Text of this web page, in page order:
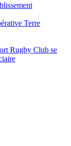
Terre
Rugby Club se